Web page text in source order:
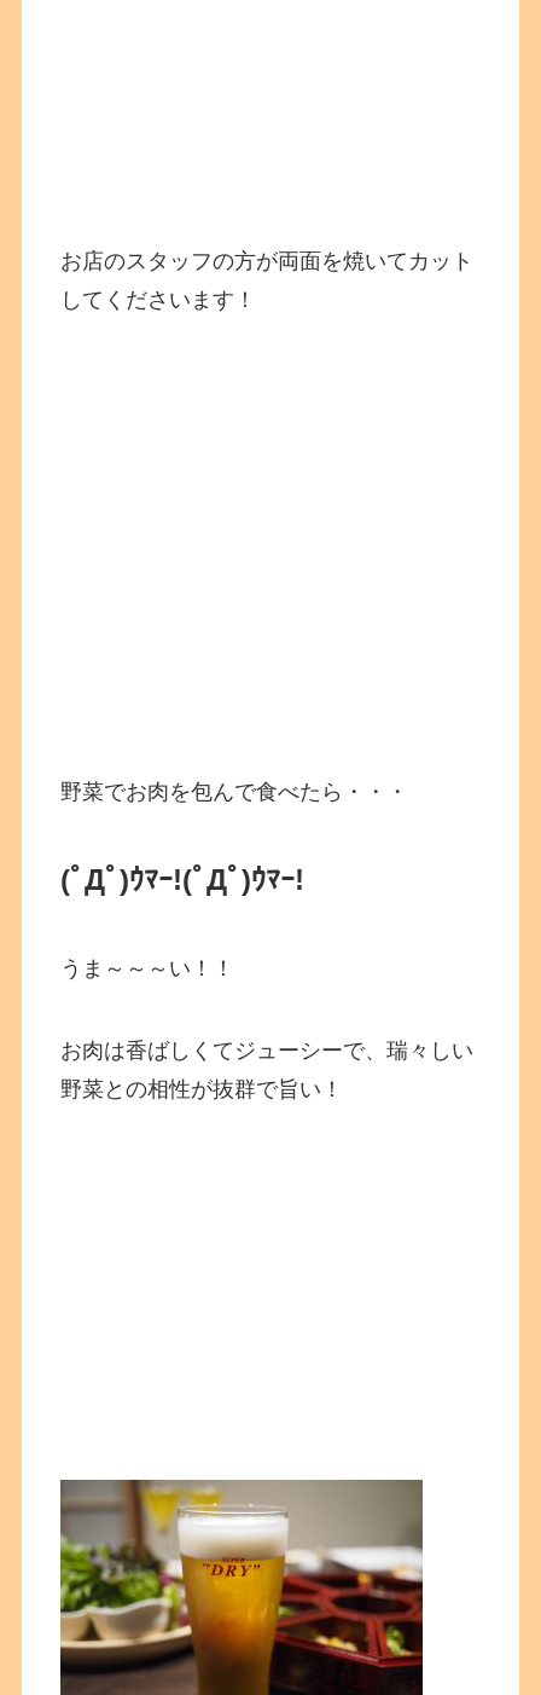
お店のスタッフの方が両面を焼いてカット
してくださいます！
野菜でお肉を包んで食べたら・・・
(ﾟДﾟ)ｳﾏｰ!(ﾟДﾟ)ｳﾏｰ!
うま～～～い！！
お肉は香ばしくてジューシーで、瑞々しい
野菜との相性が抜群で旨い！